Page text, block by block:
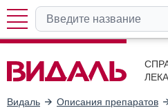
Видаль Описания препаратов